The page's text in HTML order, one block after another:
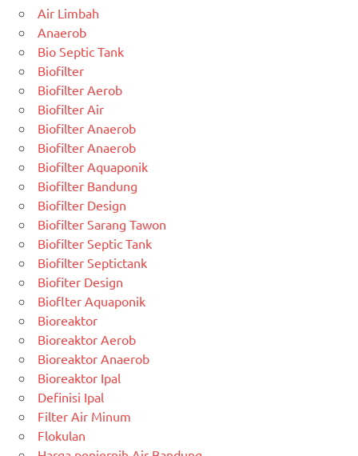
Air Limbah
Anaerob
Bio Septic Tank
Biofilter
Biofilter Aerob
Biofilter Air
Biofilter Anaerob
Biofilter Anaerob
Biofilter Aquaponik
Biofilter Bandung
Biofilter Design
Biofilter Sarang Tawon
Biofilter Septic Tank
Biofilter Septictank
Biofiter Design
Bioflter Aquaponik
Bioreaktor
Bioreaktor Aerob
Bioreaktor Anaerob
Bioreaktor Ipal
Definisi Ipal
Filter Air Minum
Flokulan